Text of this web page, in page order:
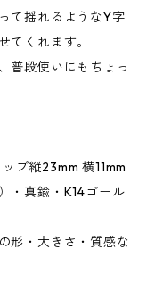
て揺れるようなY字
てくれます。
普段使いにもちょっ
プ縦23mm 横11mm
・真鍮・K14ゴール
形・大きさ・質感な